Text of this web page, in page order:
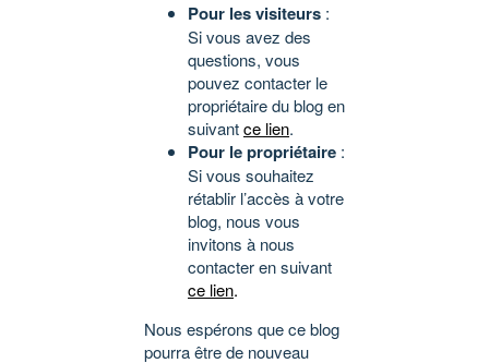
Pour les visiteurs :
Si vous avez des
questions, vous
pouvez contacter le
propriétaire du blog en
suivantce lien.
Pour le propriétaire :
Si vous souhaitez
rétablir l’accès à votre
blog, nous vous
invitons à nous
contacter en suivant
ce lien.
Nous espérons que ce blog
pourra être de nouveau